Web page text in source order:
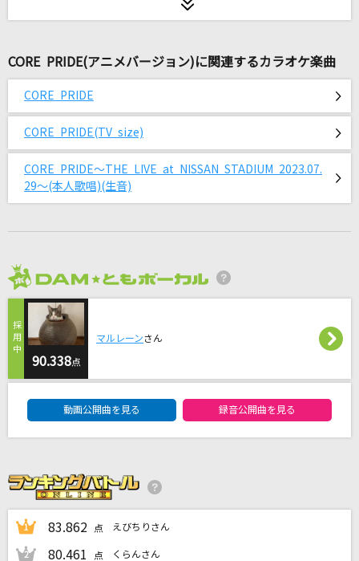
五木ひろし
スターマイン
Da-iCE
花束のかわりにメロディーを
清水翔太
[生音]サウダージ
ポルノグラフィティ
Last Man Standing [ラスト・マン・スタンデ
ィング]
Bon Jovi
[生音]DESIRE～情熱～
中森明菜
DAMの新曲・ランキングなど
CORE PRIDE(アニメバージョン)に関連するカラオケ楽曲
CORE PRIDE
CORE PRIDE(TV size)
CORE PRIDE～THE LIVE at NISSAN STADIUM 2023.07.
29～(本人歌唱)(生音)
90.338点
マルレーンさん
動画公開曲を見る 録音公開曲を見る
1 83.862 点 えびちりさん
2 80.461 点 くらんさん